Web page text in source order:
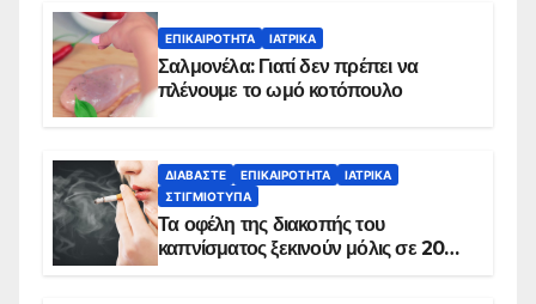
ΕΠΙΚΑΙΡΌΤΗΤΑ ΙΑΤΡΙΚΆ
Σαλμονέλα: Γιατί δεν πρέπει να
πλένουμε το ωμό κοτόπουλο
ΔΙΑΒΆΣΤΕ ΕΠΙΚΑΙΡΌΤΗΤΑ
ΙΑΤΡΙΚΆ
ΣΤΙΓΜΙΌΤΥΠΑ
Τα οφέλη της διακοπής του
καπνίσματος ξεκινούν μόλις σε 20